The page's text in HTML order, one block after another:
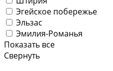
Эгейское побережье
Эльзас
Эмилия-Романья
Показать все
Свернуть